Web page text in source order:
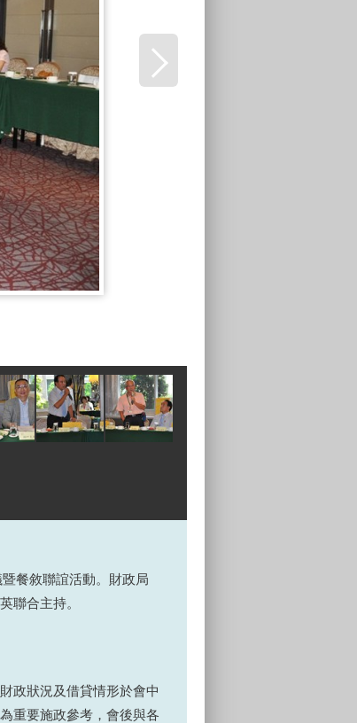
餐敘聯誼活動。財政局
聯合主持。
政狀況及借貸情形於會中
重要施政參考，會後與各